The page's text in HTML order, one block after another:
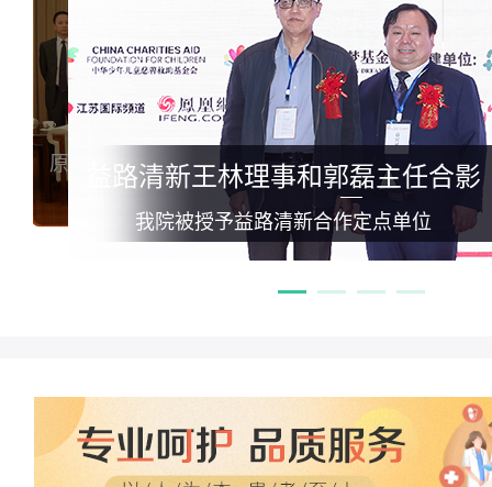
原卫生部副部长殷大奎高度赞誉我院科研成果
《腋臭规范化诊疗白皮书》新闻发布会
原卫生部副部长孙隆椿亲切会见我院专家代表
高度肯定我院腋臭诊疗相关工作
益路清新王林理事和郭磊主任合影
我院被授予益路清新合作定点单位
郭磊与联合国秘书长潘
荣获潘基文接见的首
原卫生部副部长殷大奎高度赞誉我院科研成果
《腋臭规范化诊疗白皮书》新闻发布会
部长孙隆椿亲切会见我院专家代表